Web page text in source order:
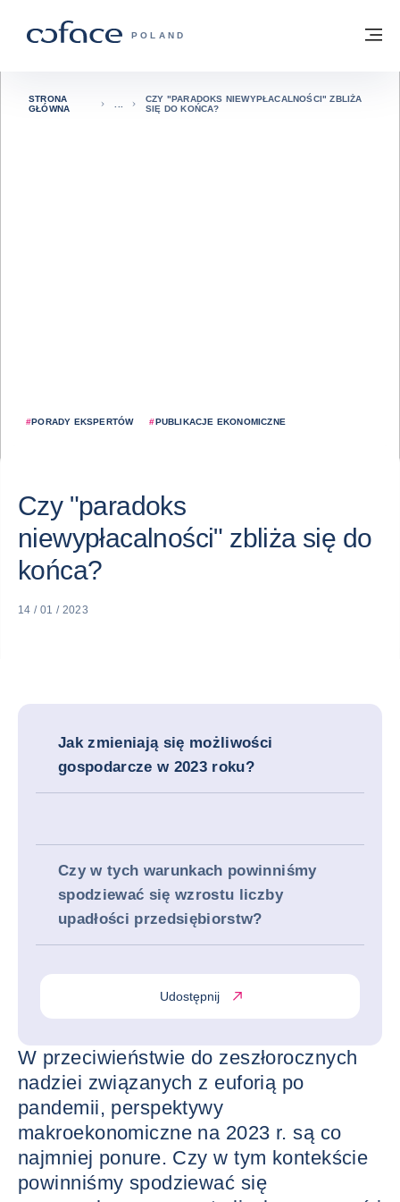
COFACE FOR TRADE - STRONA
POLAND
Powrót do strony głównej
#PORADY EKSPERTÓW #PUBLIKACJE EKONOMICZNE
STRONA
GŁÓWNA
CZY "PARADOKS NIEWYPŁACALNOŚCI" ZBLIŻA
SIĘ DO KOŃCA?
Czy "paradoks
niewypłacalności" zbliża się do
końca?
14 / 01 / 2023
Jak zmieniają się możliwości
gospodarcze w 2023 roku?
Czy w tych warunkach powinniśmy
spodziewać się wzrostu liczby
upadłości przedsiębiorstw?
Udostępnij
W przeciwieństwie do zeszłorocznych
nadziei związanych z euforią po
pandemii, perspektywy
makroekonomiczne na 2023 r. są co
najmniej ponure. Czy w tym kontekście
powinniśmy spodziewać się